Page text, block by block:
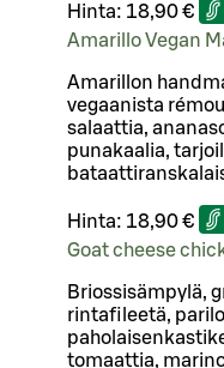
Hinta: 18,90 €
Amarillo Vegan
Amarillon
vegaanista
salaattia,
punakaalia,
Hinta: 18,90 €
Goat cheese
Briossisämpylä,
rintafileetä,
tomaattia,